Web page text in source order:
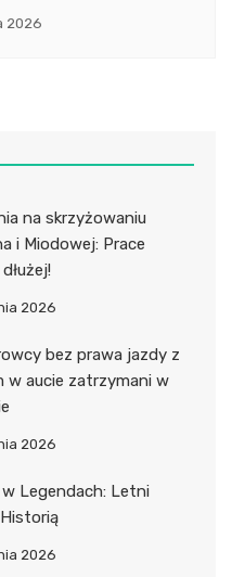
2026
na skrzyżowaniu
i Miodowej: Prace
2026
bez prawa jazdy z
w aucie zatrzymani w
2026
Legendach: Letni
2026